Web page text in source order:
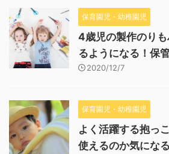
保育園児・幼稚園児
4歳児の製作のり
るようになる！保
2020/12/7
保育園児・幼稚園児
よく活躍する抱っ
使えるのか気にな